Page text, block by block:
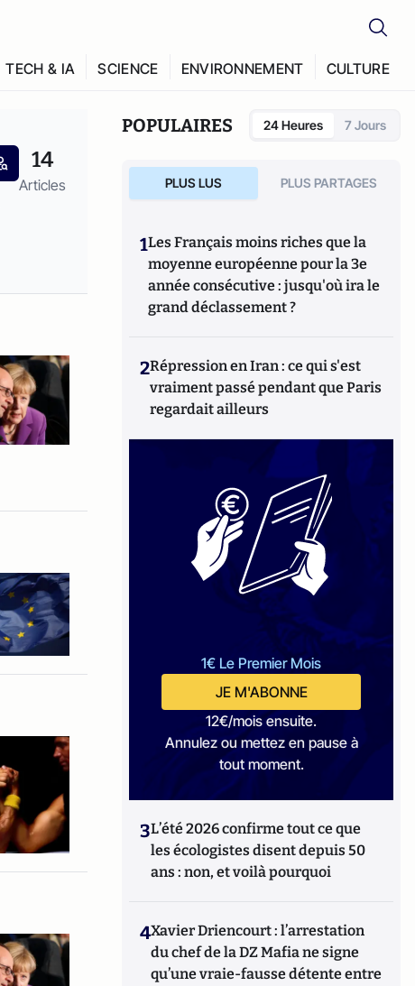
TECH & IA SCIENCE ENVIRONNEMENT CULTURE
14
Articles
POPULAIRES 24 Heures 7 Jours
PLUS LUS PLUS PARTAGES
1Les Français moins riches que la
moyenne européenne pour la 3e
année consécutive : jusqu'où ira le
grand déclassement ?
2Répression en Iran : ce qui s'est
vraiment passé pendant que Paris
regardait ailleurs
1€ Le Premier Mois
JE M'ABONNE
12€/mois ensuite.
Annulez ou mettez en pause à
tout moment.
3L’été 2026 confirme tout ce que
les écologistes disent depuis 50
ans : non, et voilà pourquoi
4Xavier Driencourt : l’arrestation
du chef de la DZ Mafia ne signe
qu’une vraie-fausse détente entre